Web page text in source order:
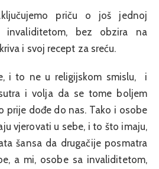
priču o još jednoj
invaliditetom, bez obzira na
i svoj recept za sreću.
i to ne u religijskom smislu, i
i volja da se tome boljem
prije dođe do nas. Tako i osobe
vjerovati u sebe, i to što imaju,
šansa da drugačije posmatra
a mi, osobe sa invaliditetom,